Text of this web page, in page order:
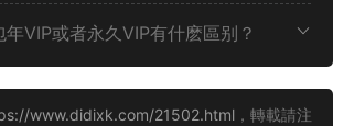
VIP或者永久VIP有什麽區别？
www.didixk.com/21502.html ，轉載請注